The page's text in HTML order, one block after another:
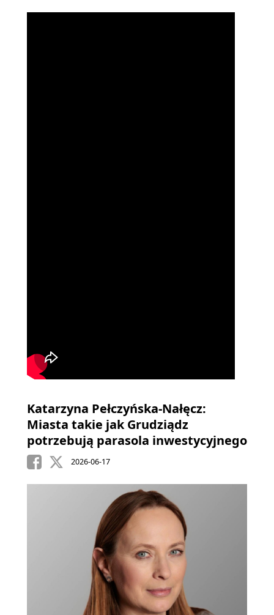
Katarzyna Pełczyńska-Nałęcz:
Miasta takie jak Grudziądz
potrzebują parasola inwestycyjnego
2026-06-17